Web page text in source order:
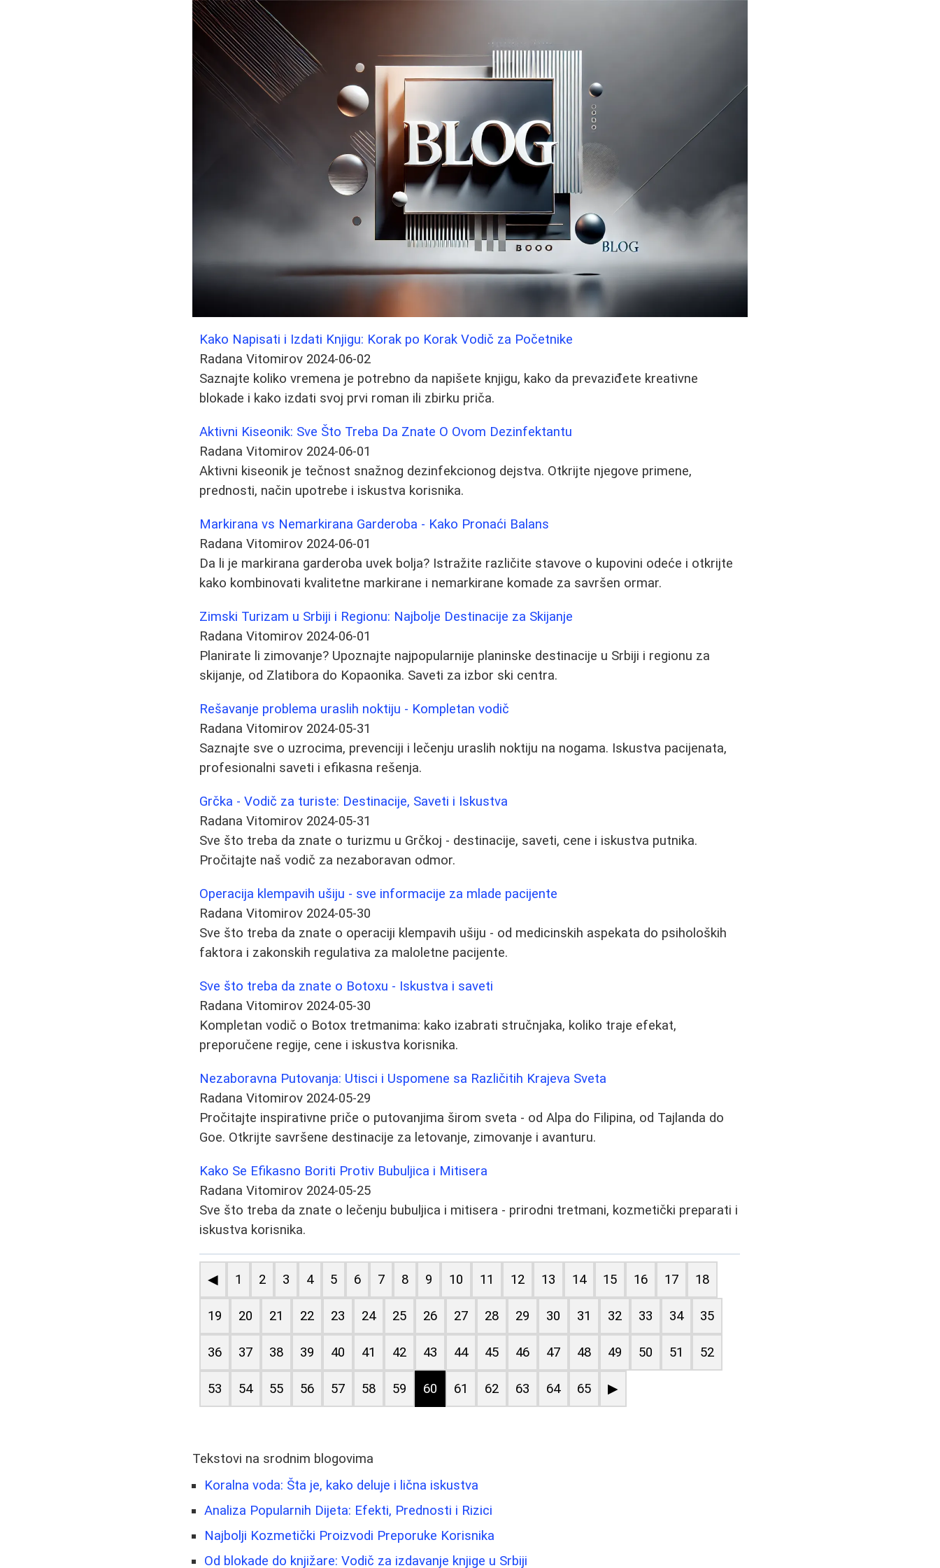
Kako Napisati i Izdati Knjigu: Korak po Korak Vodič za Početnike
Radana Vitomirov 2024-06-02
Saznajte koliko vremena je potrebno da napišete knjigu, kako da prevaziđete kreativne
blokade i kako izdati svoj prvi roman ili zbirku priča.
Aktivni Kiseonik: Sve Što Treba Da Znate O Ovom Dezinfektantu
Radana Vitomirov 2024-06-01
Aktivni kiseonik je tečnost snažnog dezinfekcionog dejstva. Otkrijte njegove primene,
prednosti, način upotrebe i iskustva korisnika.
Markirana vs Nemarkirana Garderoba - Kako Pronaći Balans
Radana Vitomirov 2024-06-01
Da li je markirana garderoba uvek bolja? Istražite različite stavove o kupovini odeće i otkrijte
kako kombinovati kvalitetne markirane i nemarkirane komade za savršen ormar.
Zimski Turizam u Srbiji i Regionu: Najbolje Destinacije za Skijanje
Radana Vitomirov 2024-06-01
Planirate li zimovanje? Upoznajte najpopularnije planinske destinacije u Srbiji i regionu za
skijanje, od Zlatibora do Kopaonika. Saveti za izbor ski centra.
Rešavanje problema uraslih noktiju - Kompletan vodič
Radana Vitomirov 2024-05-31
Saznajte sve o uzrocima, prevenciji i lečenju uraslih noktiju na nogama. Iskustva pacijenata,
profesionalni saveti i efikasna rešenja.
Grčka - Vodič za turiste: Destinacije, Saveti i Iskustva
Radana Vitomirov 2024-05-31
Sve što treba da znate o turizmu u Grčkoj - destinacije, saveti, cene i iskustva putnika.
Pročitajte naš vodič za nezaboravan odmor.
Operacija klempavih ušiju - sve informacije za mlade pacijente
Radana Vitomirov 2024-05-30
Sve što treba da znate o operaciji klempavih ušiju - od medicinskih aspekata do psiholoških
faktora i zakonskih regulativa za maloletne pacijente.
Sve što treba da znate o Botoxu - Iskustva i saveti
Radana Vitomirov 2024-05-30
Kompletan vodič o Botox tretmanima: kako izabrati stručnjaka, koliko traje efekat,
preporučene regije, cene i iskustva korisnika.
Nezaboravna Putovanja: Utisci i Uspomene sa Različitih Krajeva Sveta
Radana Vitomirov 2024-05-29
Pročitajte inspirativne priče o putovanjima širom sveta - od Alpa do Filipina, od Tajlanda do
Goe. Otkrijte savršene destinacije za letovanje, zimovanje i avanturu.
Kako Se Efikasno Boriti Protiv Bubuljica i Mitisera
Radana Vitomirov 2024-05-25
Sve što treba da znate o lečenju bubuljica i mitisera - prirodni tretmani, kozmetički preparati i
iskustva korisnika.
◀ 1 2 3 4 5 6 7 8 9 10 11 12 13 14 15 16 17 18
19 20 21 22 23 24 25 26 27 28 29 30 31 32 33 34 35
36 37 38 39 40 41 42 43 44 45 46 47 48 49 50 51 52
53 54 55 56 57 58 59 60 61 62 63 64 65 ▶
Tekstovi na srodnim blogovima
Koralna voda: Šta je, kako deluje i lična iskustva
Analiza Popularnih Dijeta: Efekti, Prednosti i Rizici
Najbolji Kozmetički Proizvodi Preporuke Korisnika
Od blokade do knjižare: Vodič za izdavanje knjige u Srbiji